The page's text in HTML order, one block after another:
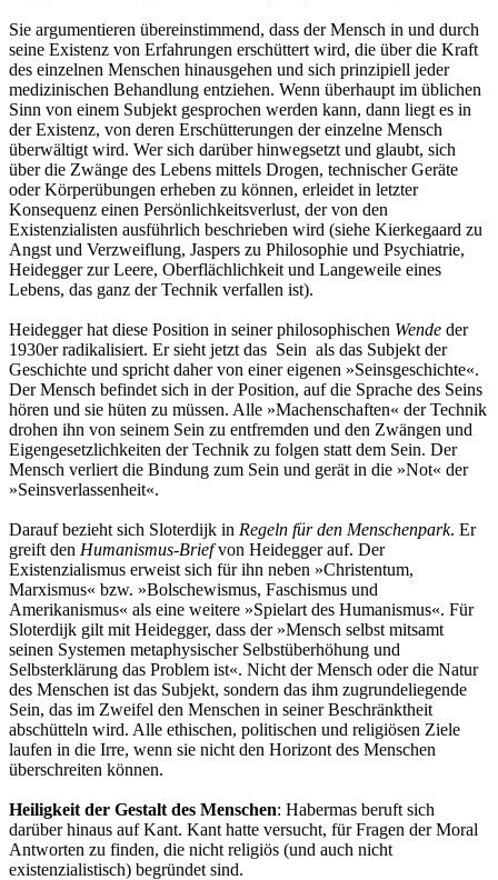
Sie argumentieren übereinstimmend, dass der Mensch in und durch
seine Existenz von Erfahrungen erschüttert wird, die über die Kraft
des einzelnen Menschen hinausgehen und sich prinzipiell jeder
medizinischen Behandlung entziehen. Wenn überhaupt im üblichen
Sinn von einem Subjekt gesprochen werden kann, dann liegt es in
der Existenz, von deren Erschütterungen der einzelne Mensch
überwältigt wird. Wer sich darüber hinwegsetzt und glaubt, sich
über die Zwänge des Lebens mittels Drogen, technischer Geräte
oder Körperübungen erheben zu können, erleidet in letzter
Konsequenz einen Persönlichkeitsverlust, der von den
Existenzialisten ausführlich beschrieben wird (siehe Kierkegaard zu
Angst und Verzweiflung, Jaspers zu Philosophie und Psychiatrie,
Heidegger zur Leere, Oberflächlichkeit und Langeweile eines
Lebens, das ganz der Technik verfallen ist).
Heidegger hat diese Position in seiner philosophischen Wende der
1930er radikalisiert. Er sieht jetzt das Sein als das Subjekt der
Geschichte und spricht daher von einer eigenen »Seinsgeschichte«.
Der Mensch befindet sich in der Position, auf die Sprache des Seins
hören und sie hüten zu müssen. Alle »Machenschaften« der Technik
drohen ihn von seinem Sein zu entfremden und den Zwängen und
Eigengesetzlichkeiten der Technik zu folgen statt dem Sein. Der
Mensch verliert die Bindung zum Sein und gerät in die »Not« der
»Seinsverlassenheit«.
Darauf bezieht sich Sloterdijk in Regeln für den Menschenpark. Er
greift den Humanismus-Briefvon Heidegger auf. Der
Existenzialismus erweist sich für ihn neben »Christentum,
Marxismus« bzw. »Bolschewismus, Faschismus und
Amerikanismus« als eine weitere »Spielart des Humanismus«. Für
Sloterdijk gilt mit Heidegger, dass der »Mensch selbst mitsamt
seinen Systemen metaphysischer Selbstüberhöhung und
Selbsterklärung das Problem ist«. Nicht der Mensch oder die Natur
des Menschen ist das Subjekt, sondern das ihm zugrundeliegende
Sein, das im Zweifel den Menschen in seiner Beschränktheit
abschütteln wird. Alle ethischen, politischen und religiösen Ziele
laufen in die Irre, wenn sie nicht den Horizont des Menschen
überschreiten können.
Heiligkeit der Gestalt des Menschen: Habermas beruft sich
darüber hinaus auf Kant. Kant hatte versucht, für Fragen der Moral
Antworten zu finden, die nicht religiös (und auch nicht
existenzialistisch) begründet sind.